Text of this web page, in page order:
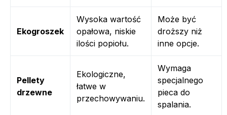
Ekogroszek
Wysoka wartość
opałowa, niskie
ilości popiołu.
Może być
droższy niż
inne opcje.
Pellety
drzewne
Ekologiczne,
łatwe w
przechowywaniu.
Wymaga
specjalnego
pieca do
spalania.